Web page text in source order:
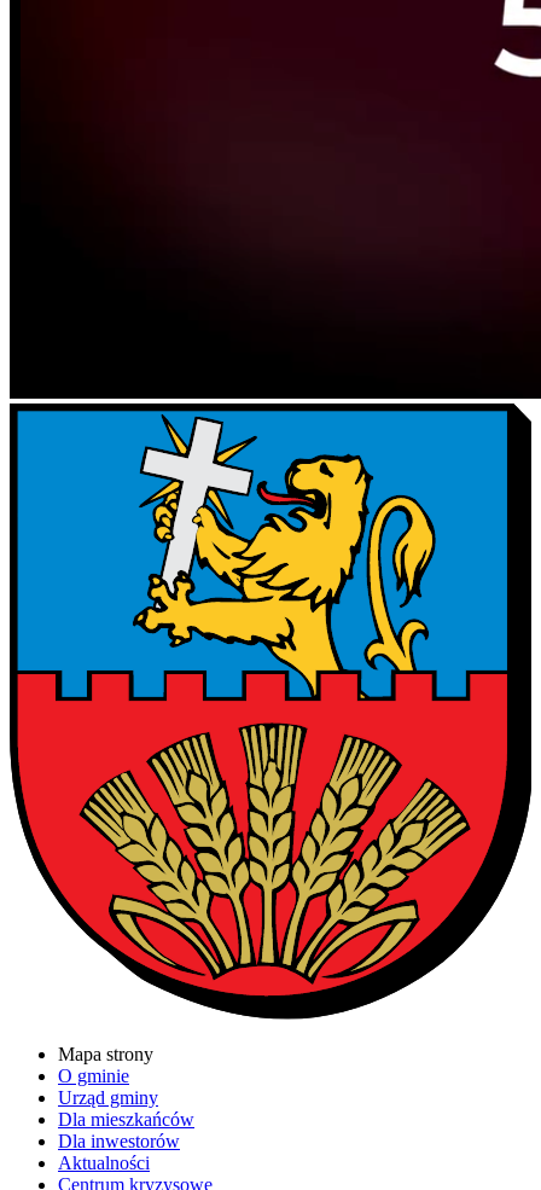
Mapa strony
O gminie
Urząd gminy
Dla mieszkańców
Dla inwestorów
Aktualności
Centrum kryzysowe